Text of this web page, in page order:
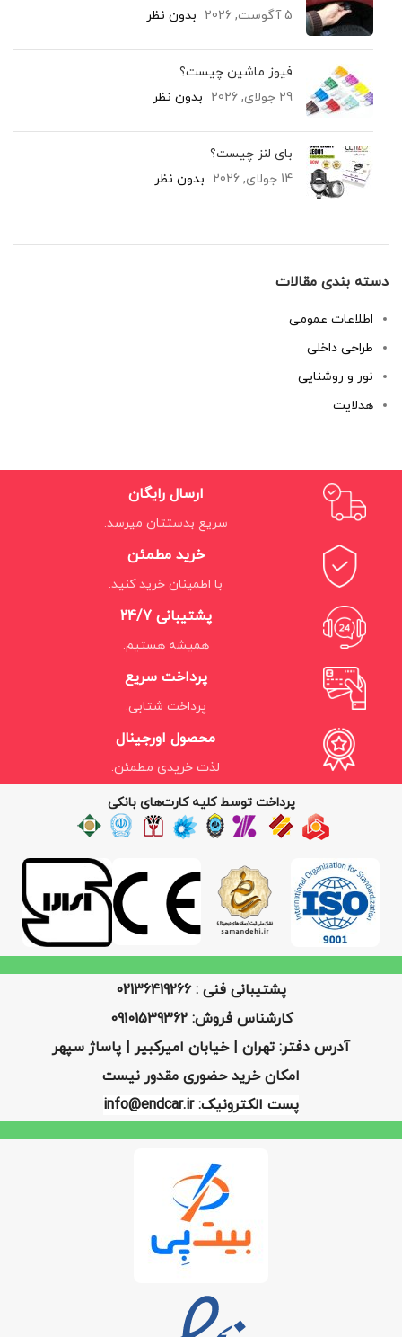
5 آگوست, 2026
بدون نظر
فیوز ماشین چیست؟
29 جولای, 2026
بدون نظر
بای لنز چیست؟
14 جولای, 2026
بدون نظر
دسته بندی مقالات
اطلاعات عمومی
طراحی داخلی
نور و روشنایی
هدلایت
ارسال رایگان
سریع بدستتان میرسد.
خرید مطمئن
با اطمینان خرید کنید.
پشتیبانی 24/7
همیشه هستیم.
پرداخت سریع
پرداخت شتابی.
محصول اورجینال
لذت خریدی مطمئن.
پرداخت توسط کلیه کارت‌های بانکی
پشتیبانی فنی : 02136419266
کارشناس فروش: 09101539362
آدرس دفتر: تهران | خیابان امیرکبیر | پاساژ سپهر
امکان خرید حضوری مقدور نیست
پست الکترونیک: info@endcar.ir